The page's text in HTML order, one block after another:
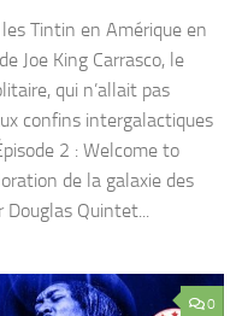
Tintin en Amérique en
Joe King Carrasco, le
qui n’allait pas
confins intergalactiques
2 : Welcome to
de la galaxie des
Quintet...
0